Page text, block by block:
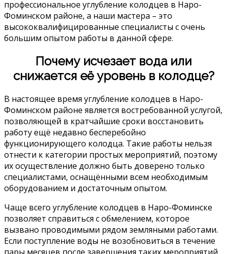
профессиональное углубление колодцев в Наро-
Фоминском районе, а наши мастера – это
высококвалифицированные специалисты с очень
большим опытом работы в данной сфере.
Почему исчезает вода или
снижается её уровень в колодце?
В настоящее время углубление колодцев в Наро-
Фоминском районе является востребованной услугой,
позволяющей в кратчайшие сроки восстановить
работу ещё недавно бесперебойно
функционирующего колодца. Такие работы нельзя
отнести к категории простых мероприятий, поэтому
их осуществление должно быть доверено только
специалистами, оснащёнными всем необходимым
оборудованием и достаточным опытом.
Чаще всего углубление колодцев в Наро-Фоминске
позволяет справиться с обмелением, которое
вызвано проводимыми рядом земляными работами.
Если поступление воды не возобновиться в течение